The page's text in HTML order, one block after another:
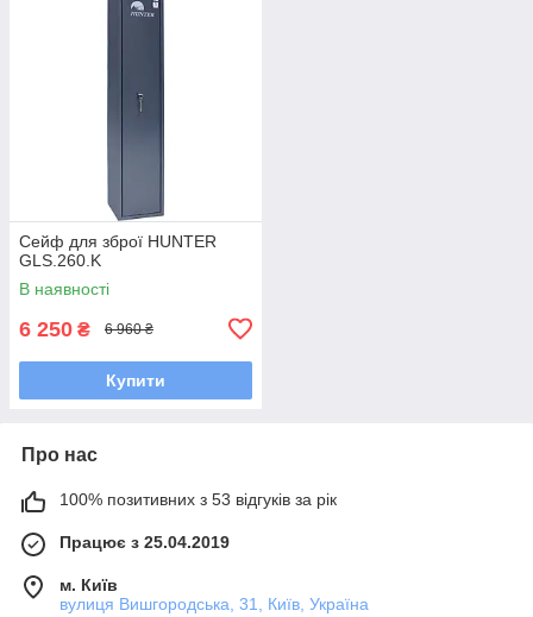
Сейф для зброї HUNTER
GLS.260.K
В наявності
6 250 ₴ 6 960 ₴
Купити
Про нас
100% позитивних з 53 відгуків за рік
Працює з 25.04.2019
м. Київ
вулиця Вишгородська, 31, Київ, Україна